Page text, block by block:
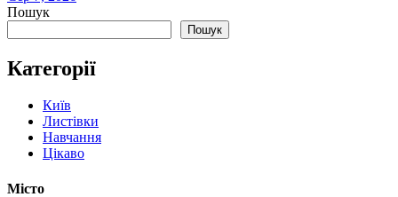
Пошук
Пошук
Категорії
Київ
Листівки
Навчання
Цікаво
Місто